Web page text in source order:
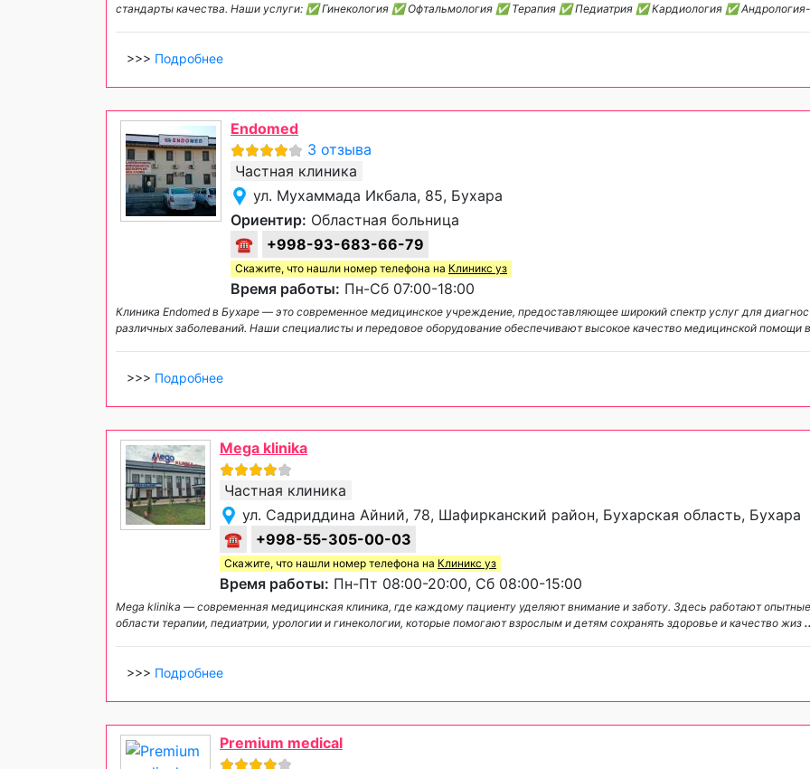
стандарты качества. Наши услуги: ✅ Гинекология ✅ Офтальмология ✅ Терапия ✅ Педиатрия ✅ Кардиология ✅
>>> Подробнее
Endomed
3 отзыва
Частная клиника
ул. Мухаммада Икбала, 85, Бухара
Ориентир: Областная больница
☎
+998-93-683-66-79
Скажите, что нашли номер телефона на Клиникс уз
Время работы: Пн-Сб 07:00-18:00
Клиника Endomed в Бухаре — это современное медицинское учреждение, предоставляющее широкий спектр услуг для
различных заболеваний. Наши специалисты и передовое оборудование обеспечивают высокое качество медицинской помощи
>>> Подробнее
Mega klinika
Частная клиника
ул. Садриддина Айний, 78, Шафирканский район, Бухарская область, Бухара
☎
+998-55-305-00-03
Скажите, что нашли номер телефона на Клиникс уз
Время работы: Пн-Пт 08:00-20:00, Сб 08:00-15:00
Mega klinika — современная медицинская клиника, где каждому пациенту уделяют внимание и заботу. Здесь работают
области терапии, педиатрии, урологии и гинекологии, которые помогают взрослым и детям сохранять здоровье и качество жиз
>>> Подробнее
Premium medical